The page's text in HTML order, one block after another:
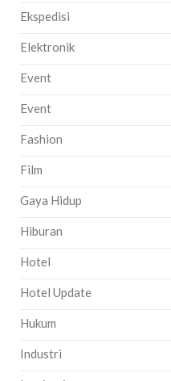
Ekspedisi
Elektronik
Event
Event
Fashion
Film
Gaya Hidup
Hiburan
Hotel
Hotel Update
Hukum
Industri